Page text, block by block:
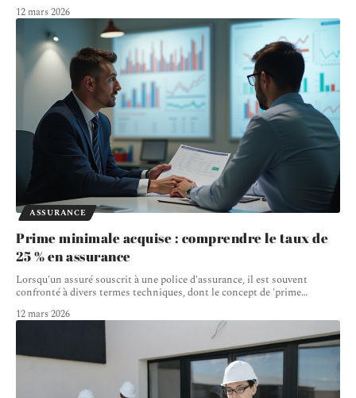
12 mars 2026
ASSURANCE
Prime minimale acquise : comprendre le taux de
25 % en assurance
Lorsqu'un assuré souscrit à une police d'assurance, il est souvent
confronté à divers termes techniques, dont le concept de 'prime…
12 mars 2026